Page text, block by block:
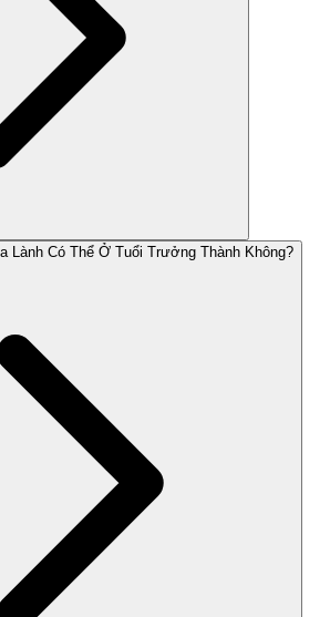
Lành Có Thể Ở Tuổi Trưởng Thành Không?